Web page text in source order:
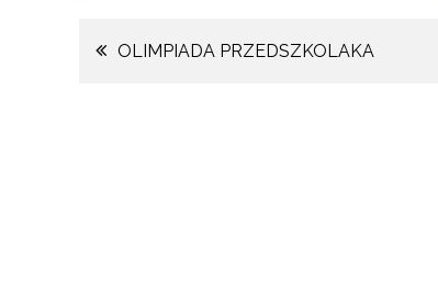
Nawigacja
OLIMPIADA PRZEDSZKOLAKA